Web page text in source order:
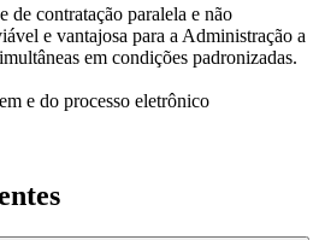
de contratação paralela e não
e vantajosa para a Administração a
em condições padronizadas.
e do processo eletrônico